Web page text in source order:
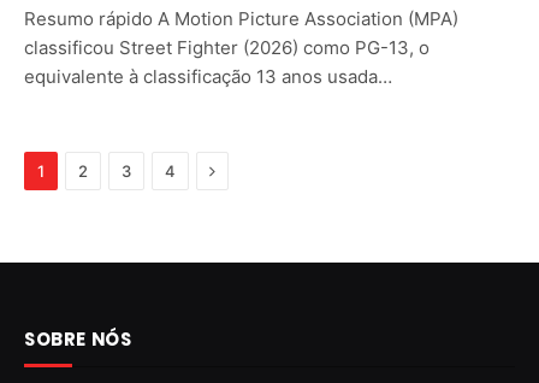
Resumo rápido A Motion Picture Association (MPA)
classificou Street Fighter (2026) como PG-13, o
equivalente à classificação 13 anos usada…
1 2 3 4 Next
SOBRE NÓS